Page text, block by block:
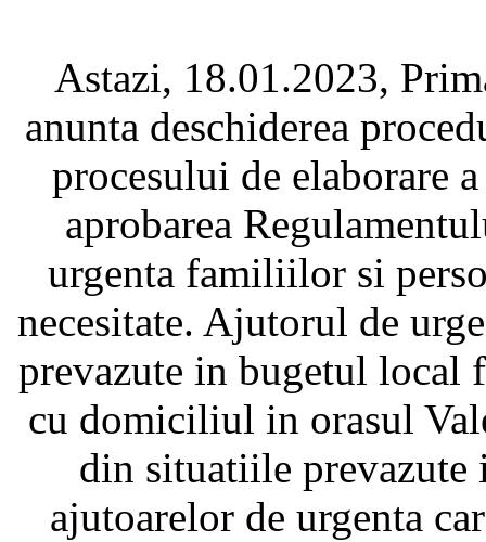
Astazi, 18.01.2023,
anunta deschiderea
procesului de elaborare
aprobarea
urgenta familiilor si
necesitate. Ajutorul de
prevazute in bugetul local
cu domiciliul in orasul
din situatiile prevazute
ajutoarelor de urgenta